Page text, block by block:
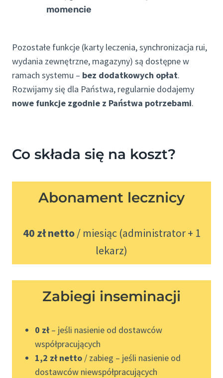
momencie
Pozostałe funkcje (karty leczenia, synchronizacja rui,
wydania zewnętrzne, magazyny) są dostępne w
ramach systemu – bez dodatkowych opłat.
Rozwijamy się dla Państwa, regularnie dodajemy
nowe funkcje zgodnie z Państwa potrzebami.
Co składa się na koszt?
Abonament lecznicy
40 zł netto/ miesiąc (administrator + 1
lekarz)
Zabiegi inseminacji
0 zł– jeśli nasienie od dostawców
współpracujących
1,2 zł netto / zabieg – jeśli nasienie od
dostawców niewspółpracujących